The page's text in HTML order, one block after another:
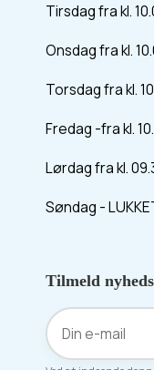
Tirsdag fra kl.
Onsdag fra kl.
Torsdag fra kl.
Fredag -fra kl.
Lørdag fra kl.
Søndag -
Tilmeld